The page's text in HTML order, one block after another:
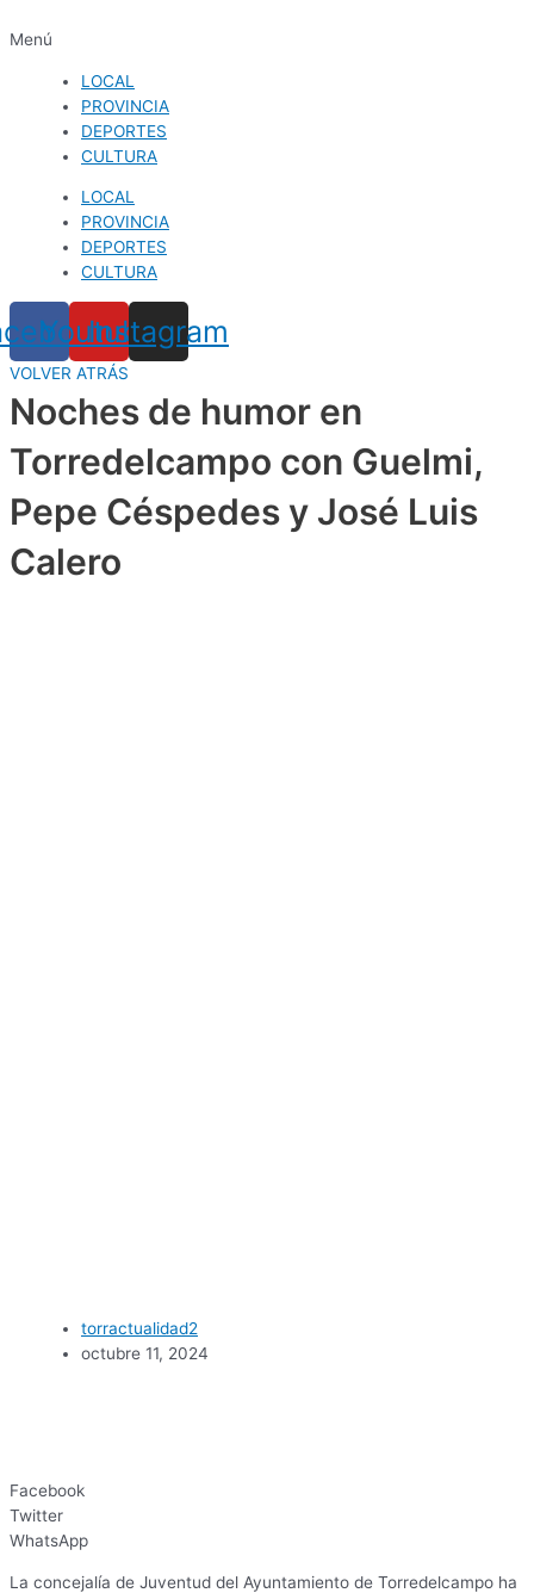
Menú
LOCAL
PROVINCIA
DEPORTES
CULTURA
LOCAL
PROVINCIA
DEPORTES
CULTURA
Youtube
Instagram
VOLVER ATRÁS
Noches de humor en
Torredelcampo con Guelmi,
Pepe Céspedes y José Luis
Calero
torractualidad2
octubre 11, 2024
Facebook
Twitter
WhatsApp
La concejalía de Juventud del Ayuntamiento de Torredelcampo ha